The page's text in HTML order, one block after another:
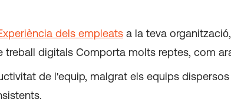
dels empleats a la teva
treball digitals Comporta molts reptes, com
de l'equip, malgrat els equips dispersos